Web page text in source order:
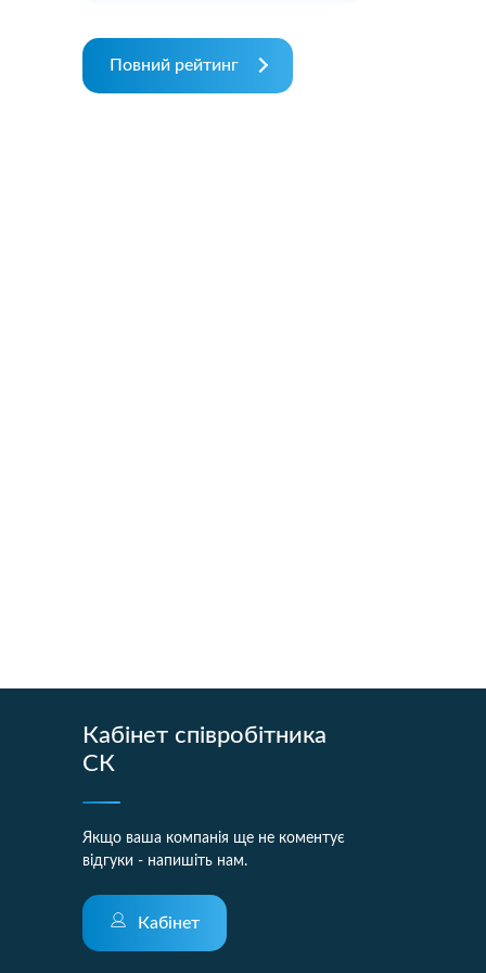
Повний рейтинг
Кабінет співробітника
СК
Якщо ваша компанія ще не коментує
відгуки - напишіть нам.
Кабінет